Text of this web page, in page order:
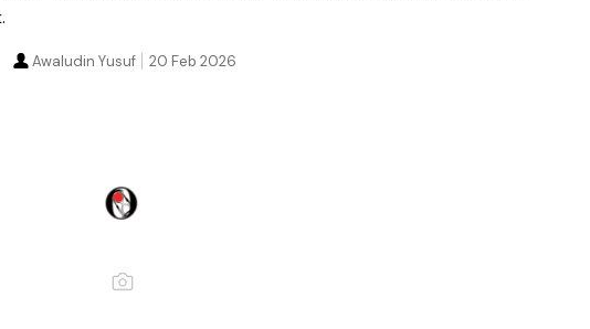
20 Feb 2026
Awaludin Yusuf